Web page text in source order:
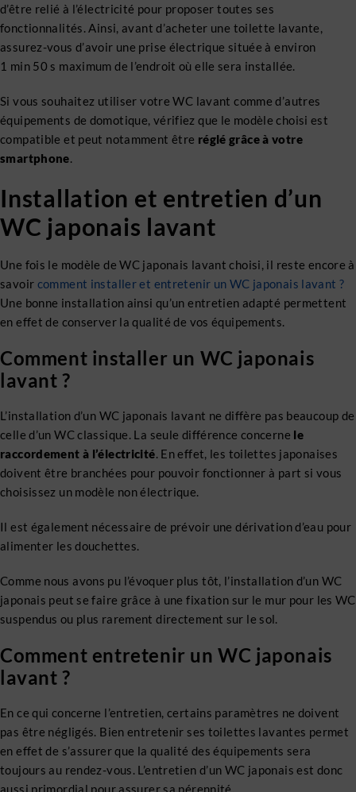
d’être relié à l’électricité pour proposer toutes ses
fonctionnalités. Ainsi, avant d’acheter une toilette lavante,
assurez-vous d’avoir une prise électrique située à environ
1 min 50 s maximum de l’endroit où elle sera installée.
Si vous souhaitez utiliser votre WC lavant comme d’autres
équipements de domotique, vérifiez que le modèle choisi est
compatible et peut notamment être réglé grâce à votre
smartphone.
Installation et entretien d’un
WC japonais lavant
Une fois le modèle de WC japonais lavant choisi, il reste encore à
savoir comment installer et entretenir un WC japonais lavant ?
Une bonne installation ainsi qu’un entretien adapté permettent
en effet de conserver la qualité de vos équipements.
Comment installer un WC japonais
lavant ?
L’installation d’un WC japonais lavant ne diffère pas beaucoup de
celle d’un WC classique. La seule différence concerne le
raccordement à l’électricité. En effet, les toilettes japonaises
doivent être branchées pour pouvoir fonctionner à part si vous
choisissez un modèle non électrique.
Il est également nécessaire de prévoir une dérivation d’eau pour
alimenter les douchettes.
Comme nous avons pu l’évoquer plus tôt, l’installation d’un WC
japonais peut se faire grâce à une fixation sur le mur pour les WC
suspendus ou plus rarement directement sur le sol.
Comment entretenir un WC japonais
lavant ?
En ce qui concerne l’entretien, certains paramètres ne doivent
pas être négligés. Bien entretenir ses toilettes lavantes permet
en effet de s’assurer que la qualité des équipements sera
toujours au rendez-vous. L’entretien d’un WC japonais est donc
aussi primordial pour assurer sa pérennité.